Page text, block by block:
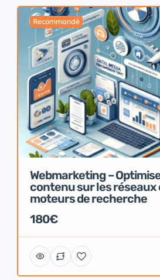
Recommandé
Webmarketing –
contenu sur les réseaux
moteurs de recherche
180€